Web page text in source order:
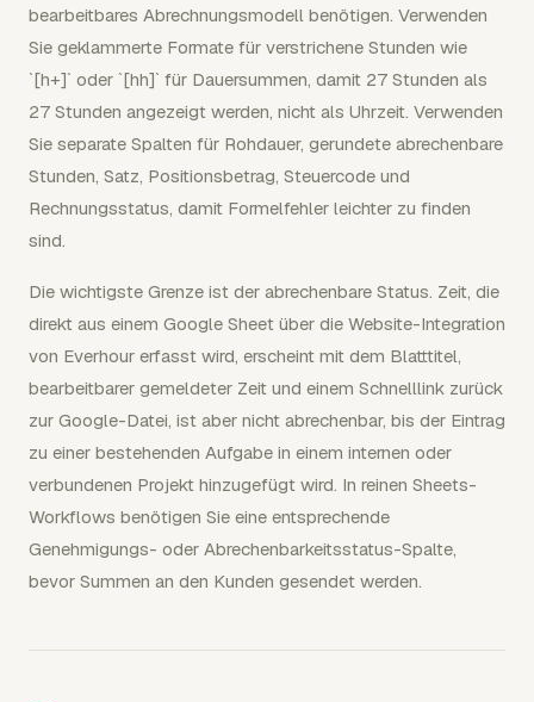
bearbeitbares Abrechnungsmodell benötigen. Verwenden
Sie geklammerte Formate für verstrichene Stunden wie
`[h+]` oder `[hh]` für Dauersummen, damit 27 Stunden als
27 Stunden angezeigt werden, nicht als Uhrzeit. Verwenden
Sie separate Spalten für Rohdauer, gerundete abrechenbare
Stunden, Satz, Positionsbetrag, Steuercode und
Rechnungsstatus, damit Formelfehler leichter zu finden
sind.
Die wichtigste Grenze ist der abrechenbare Status. Zeit, die
direkt aus einem Google Sheet über die Website-Integration
von Everhour erfasst wird, erscheint mit dem Blatttitel,
bearbeitbarer gemeldeter Zeit und einem Schnelllink zurück
zur Google-Datei, ist aber nicht abrechenbar, bis der Eintrag
zu einer bestehenden Aufgabe in einem internen oder
verbundenen Projekt hinzugefügt wird. In reinen Sheets-
Workflows benötigen Sie eine entsprechende
Genehmigungs- oder Abrechenbarkeitsstatus-Spalte,
bevor Summen an den Kunden gesendet werden.